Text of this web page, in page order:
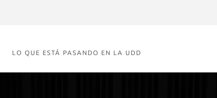
LO QUE ESTÁ PASANDO EN LA UDD